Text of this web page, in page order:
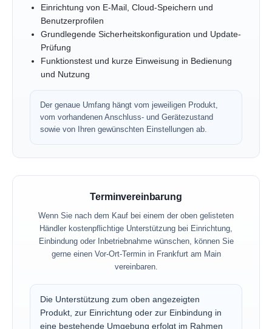
Einrichtung von E-Mail, Cloud-Speichern und
Benutzerprofilen
Grundlegende Sicherheitskonfiguration und Update-
Prüfung
Funktionstest und kurze Einweisung in Bedienung
und Nutzung
Der genaue Umfang hängt vom jeweiligen Produkt,
vom vorhandenen Anschluss- und Gerätezustand
sowie von Ihren gewünschten Einstellungen ab.
Terminvereinbarung
Wenn Sie nach dem Kauf bei einem der oben gelisteten
Händler kostenpflichtige Unterstützung bei Einrichtung,
Einbindung oder Inbetriebnahme wünschen, können Sie
gerne einen Vor-Ort-Termin in Frankfurt am Main
vereinbaren.
Die Unterstützung zum oben angezeigten
Produkt, zur Einrichtung oder zur Einbindung in
eine bestehende Umgebung erfolgt im Rahmen